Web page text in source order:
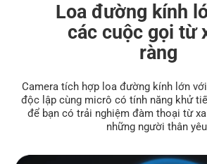
Loa đường kính
các cuộc gọi từ
ràng
Camera tích hợp loa đường kính lớn
độc lập cùng micrô có tính năng khử
để bạn có trải nghiệm đàm thoại từ
những người thân